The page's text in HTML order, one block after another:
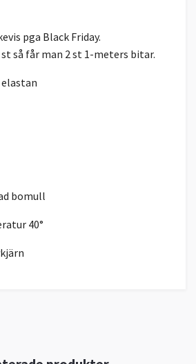
pga Black Friday.
så får man 2 st 1-meters bitar.
bomull
40°